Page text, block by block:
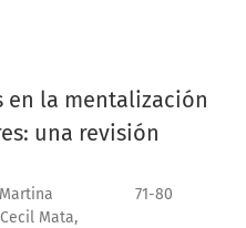
en la mentalización
una revisión
Mata,
71-80